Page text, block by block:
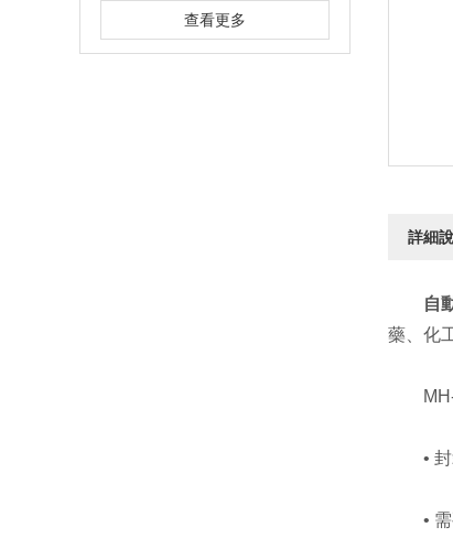
查看更多
詳細
自
藥、化
MH-
• 封箱
• 需要